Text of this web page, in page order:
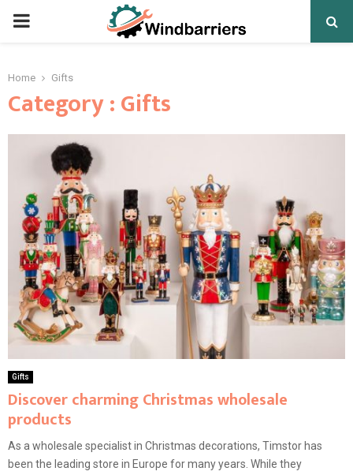
PRIMARY
Home Gifts
Category : Gifts
Gifts
Discover charming Christmas wholesale
products
As a wholesale specialist in Christmas decorations, Timstor has
been the leading store in Europe for many years. While they